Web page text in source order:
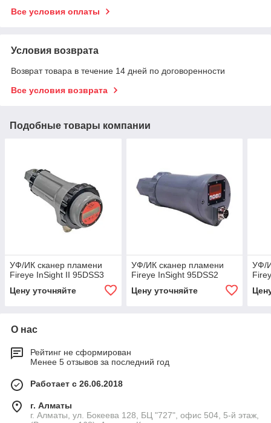
Все условия оплаты
Условия возврата
Возврат товара в течение 14 дней по договоренности
Все условия возврата
Подобные товары компании
УФ/ИК сканер пламени
Fireye InSight II 95DSS3
Цену уточняйте
УФ/ИК сканер пламени
Fireye InSight 95DSS2
Цену уточняйте
УФ/
О нас
Рейтинг не сформирован
Менее 5 отзывов за последний год
Работает с 26.06.2018
г. Алматы
г. Алматы, ул. Бокеева 128, БЦ "727", офис 504, 5-й этаж,